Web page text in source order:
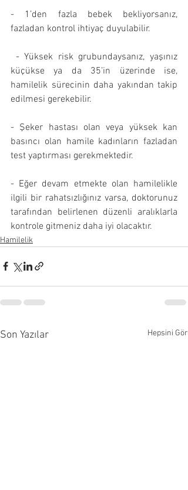
- 1’den fazla bebek bekliyorsanız,
fazladan kontrol ihtiyaç duyulabilir.
- Yüksek risk grubundaysanız, yaşınız
küçükse ya da 35’in üzerinde ise,
hamilelik sürecinin daha yakından takip
edilmesi gerekebilir.
- Şeker hastası olan veya yüksek kan
basıncı olan hamile kadınların fazladan
test yaptırması gerekmektedir.
- Eğer devam etmekte olan hamilelikle
ilgili bir rahatsızlığınız varsa, doktorunuz
tarafından belirlenen düzenli aralıklarla
kontrole gitmeniz daha iyi olacaktır.
Hamilelik
Son Yazılar Hepsini Gör